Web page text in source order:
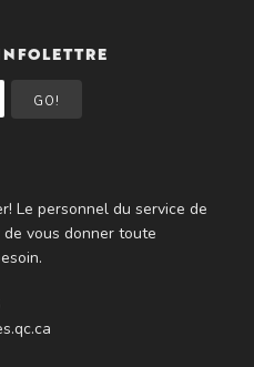
GO!
Le personnel du service de
vous donner toute